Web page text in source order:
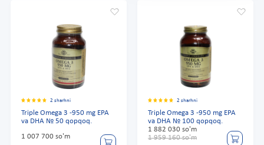
2 sharhni
Triple Omega 3 -950 mg EPA
va DHA № 50 qopqoq.
1 007 700 so'm
2 sharhni
Triple Omega 3 -950 mg EPA
va DHA № 100 qopqoq.
1 882 030 so'm
1 959 160 so'm